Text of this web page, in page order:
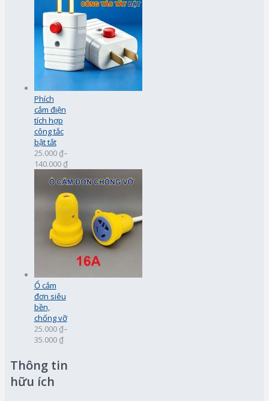
Phích
cắm điện
tích hợp
công tắc
bật tắt
25.000 ₫–
140.000 ₫
Ổ cắm
đơn siêu
bền,
chống vỡ
25.000 ₫–
35.000 ₫
Thông tin
hữu ích